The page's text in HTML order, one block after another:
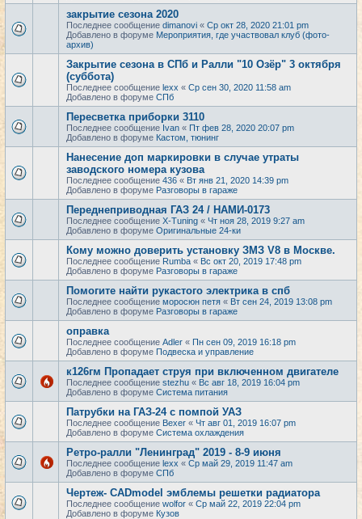
закрытие сезона 2020
Последнее сообщение dimanovi « Ср окт 28, 2020 21:01 pm
Добавлено в форуме Мероприятия, где участвовал клуб (фото-
архив)
Закрытие сезона в СПб и Ралли "10 Озёр" 3 октября
(суббота)
Последнее сообщение lexx « Ср сен 30, 2020 11:58 am
Добавлено в форуме СПб
Пересветка приборки 3110
Последнее сообщение Ivan « Пт фев 28, 2020 20:07 pm
Добавлено в форуме Кастом, тюнинг
Нанесение доп маркировки в случае утраты
заводского номера кузова
Последнее сообщение 436 « Вт янв 21, 2020 14:39 pm
Добавлено в форуме Разговоры в гараже
Переднеприводная ГАЗ 24 / НАМИ-0173
Последнее сообщение X-Tuning « Чт ноя 28, 2019 9:27 am
Добавлено в форуме Оригинальные 24-ки
Кому можно доверить установку ЗМЗ V8 в Москве.
Последнее сообщение Rumba « Вс окт 20, 2019 17:48 pm
Добавлено в форуме Разговоры в гараже
Помогите найти рукастого электрика в спб
Последнее сообщение моросюн петя « Вт сен 24, 2019 13:08 pm
Добавлено в форуме Разговоры в гараже
оправка
Последнее сообщение Adler « Пн сен 09, 2019 16:18 pm
Добавлено в форуме Подвеска и управление
к126гм Пропадает струя при включенном двигателе
Последнее сообщение stezhu « Вс авг 18, 2019 16:04 pm
Добавлено в форуме Система питания
Патрубки на ГАЗ-24 с помпой УАЗ
Последнее сообщение Bexer « Чт авг 01, 2019 16:07 pm
Добавлено в форуме Система охлаждения
Ретро-ралли "Ленинград" 2019 - 8-9 июня
Последнее сообщение lexx « Ср май 29, 2019 11:47 am
Добавлено в форуме СПб
Чертеж- CADmodel эмблемы решетки радиатора
Последнее сообщение wolfor « Ср май 22, 2019 22:04 pm
Добавлено в форуме Кузов